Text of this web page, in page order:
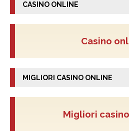
CASINO ONLINE
Casino
MIGLIORI CASINO ONLINE
Migliori